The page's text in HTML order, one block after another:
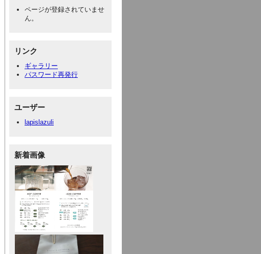
ページが登録されていませ
ん。
リンク
ギャラリー
パスワード再発行
ユーザー
lapislazuli
新着画像